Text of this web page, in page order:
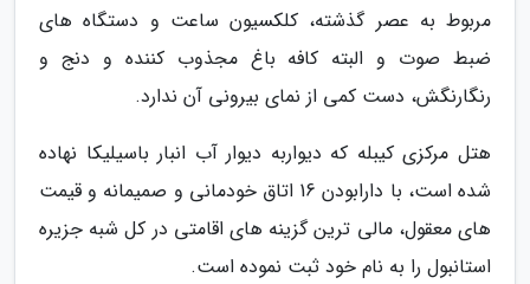
مربوط به عصر گذشته، کلکسیون ساعت و دستگاه های
ضبط صوت و البته کافه باغ مجذوب کننده و دنج و
رنگارنگش، دست کمی از نمای بیرونی آن ندارد.
هتل مرکزی کیبله که دیواربه دیوار آب انبار باسیلیکا نهاده
شده است، با دارابودن 16 اتاق خودمانی و صمیمانه و قیمت
های معقول، مالی ترین گزینه های اقامتی در کل شبه جزیره
استانبول را به نام خود ثبت نموده است.